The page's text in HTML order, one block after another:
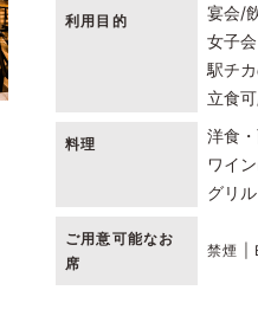
利用目的 宴会
女子
駅チ
立食可
料理 洋食
ワイ
グリ
ご用意可能なお
席
禁煙 |